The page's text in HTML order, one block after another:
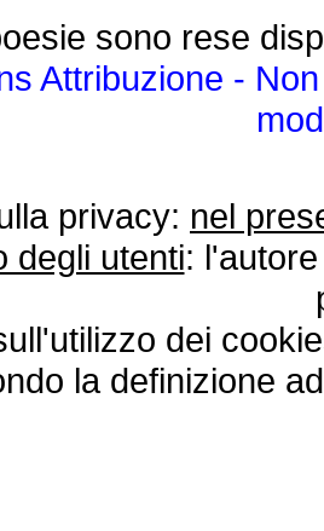
sono rese
Attribuzione -
privacy: nel
degli utenti:
dei
la definizione